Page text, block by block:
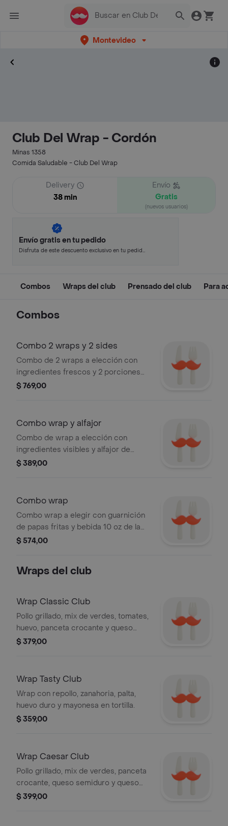
Montevideo
Club Del Wrap - Cordón
Minas 1358
Comida Saludable - Club Del Wrap
Delivery
38 min
Envío
Gratis
(nuevos usuarios)
Envío gratis en tu pedido
Disfruta de este descuento exclusivo en tu pedido
Combos Wraps del club Prensado del club Para
Combos
Combo 2 wraps y 2 sides
Combo de 2 wraps a elección con
ingredientes frescos y 2 porciones
de papas fritas.
$ 769,00
Combo wrap y alfajor
Combo de wrap a elección con
ingredientes visibles y alfajor de
chocolate.
$ 389,00
Combo wrap
Combo wrap a elegir con guarnición
de papas fritas y bebida 10 oz de la
casa.
$ 574,00
Wraps del club
Wrap Classic Club
Pollo grillado, mix de verdes, tomates,
huevo, panceta crocante y queso
crema en tortilla.
$ 379,00
Wrap Tasty Club
Wrap con repollo, zanahoria, palta,
huevo duro y mayonesa en tortilla.
$ 359,00
Wrap Caesar Club
Pollo grillado, mix de verdes, panceta
crocante, queso semiduro y queso
crema en tortilla.
$ 399,00